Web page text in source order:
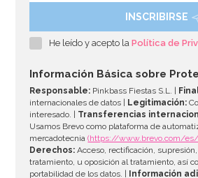
INSCRIBIRSE
He leído y acepto laPolítica de
Información Básica sobre
Responsable: Pinkbass Fiestas S.L. |
internacionales de datos |
Legitimación:
interesado. | Transferencias
Usamos Brevo como plataforma de
mercadotecnia(https://www.brevo.com/
Derechos: Acceso, rectificación,
tratamiento, u oposición al tratamiento, así
portabilidad de los datos. |
Información